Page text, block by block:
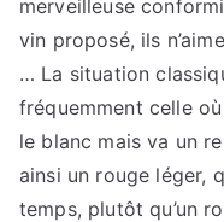
merveilleuse
vin proposé, ils
… La situation
fréquemment celle
le blanc mais va un
ainsi un rouge léger,
temps, plutôt qu’un